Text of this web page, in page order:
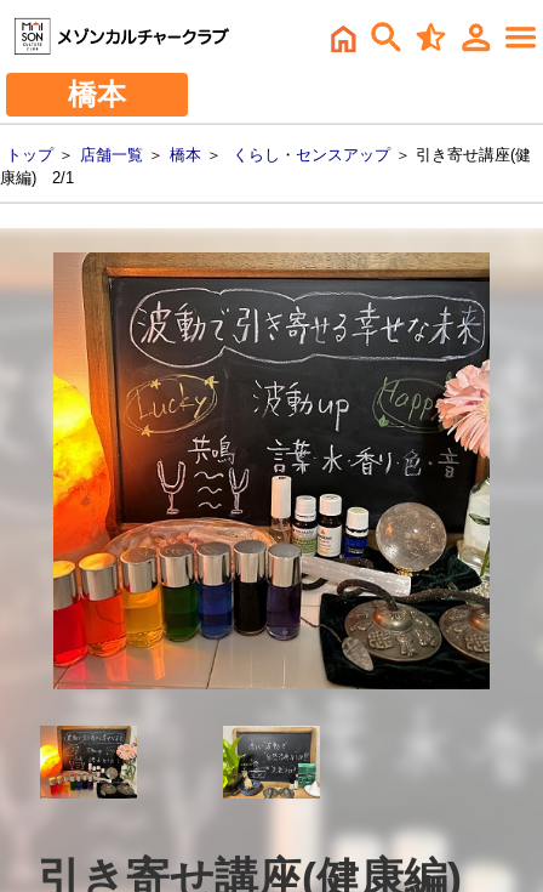
橋本
トップ＞ 店舗一覧 ＞ 橋本 ＞ くらし・センスアップ＞ 引き寄せ講座(健
康編) 2/1
引き寄せ講座(健康編)